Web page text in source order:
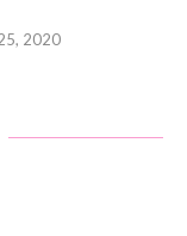
2020